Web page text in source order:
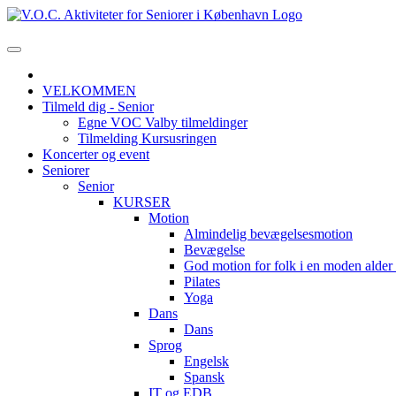
VELKOMMEN
Tilmeld dig - Senior
Egne VOC Valby tilmeldinger
Tilmelding Kursusringen
Koncerter og event
Seniorer
Senior
KURSER
Motion
Almindelig bevægelsesmotion
Bevægelse
God motion for folk i en moden
Pilates
Yoga
Dans
Dans
Sprog
Engelsk
Spansk
IT og EDB